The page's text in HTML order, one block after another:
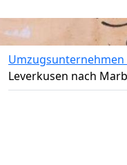
Umzugsunternehmen
Leverkusen nach